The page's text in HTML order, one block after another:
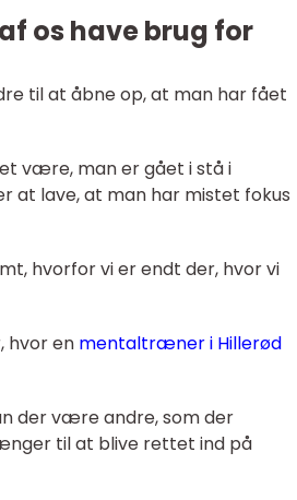
os have brug for
til at åbne op, at man har fået
være, man er gået i stå i
at lave, at man har mistet fokus
hvorfor vi er endt der, hvor vi
hvor en mentaltræner i Hillerød
der være andre, som der
til at blive rettet ind på